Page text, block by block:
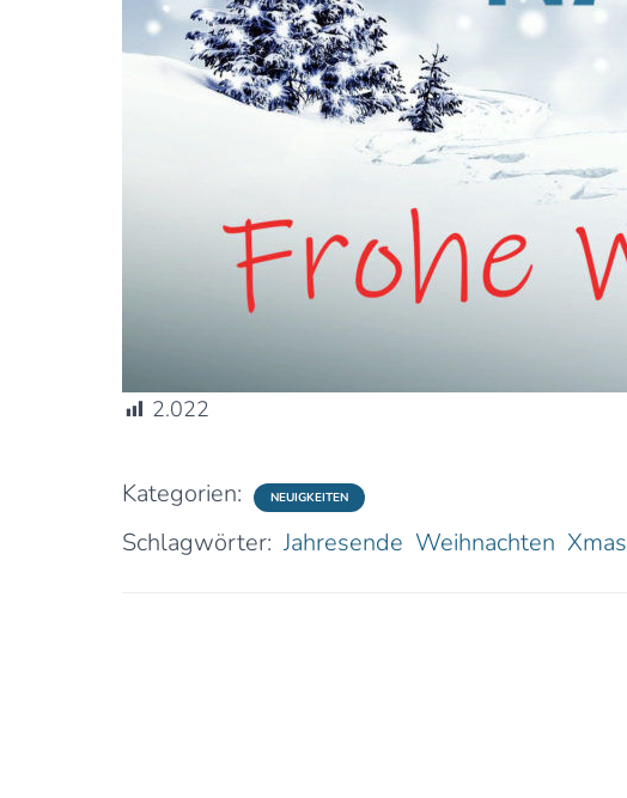
2.022
Kategorien: NEUIGKEITEN
Schlagwörter: Jahresende Weihnachten Xmas